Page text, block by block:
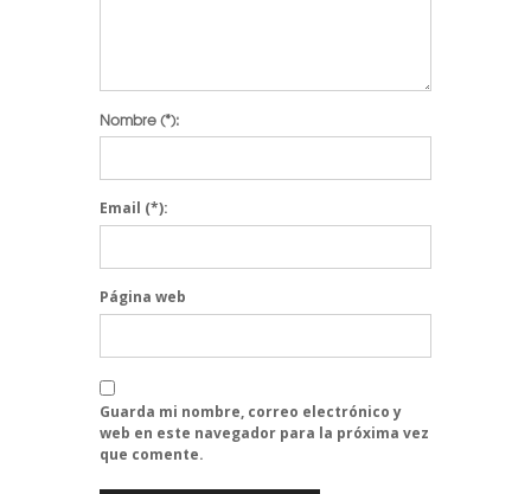
Nombre(*):
Email (*):
Página web
Guarda mi nombre, correo electrónico y
web en este navegador para la próxima vez
que comente.